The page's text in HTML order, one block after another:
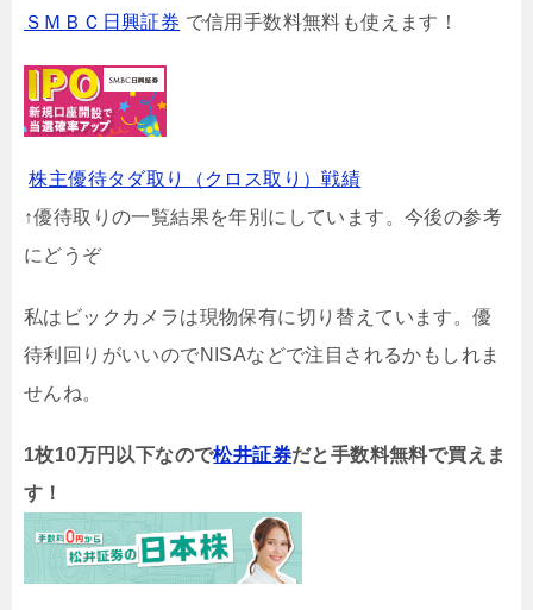
ＳＭＢＣ日興証券 で信用手数料無料も使えます！
株主優待タダ取り（クロス取り）戦績
↑優待取りの一覧結果を年別にしています。今後の参考
にどうぞ
私はビックカメラは現物保有に切り替えています。優
待利回りがいいのでNISAなどで注目されるかもしれま
せんね。
1枚10万円以下なので松井証券だと手数料無料で買えま
す！